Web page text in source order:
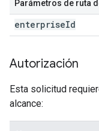
Parámetros de ruta
enterpriseId
Autorización
Esta solicitud
alcance: